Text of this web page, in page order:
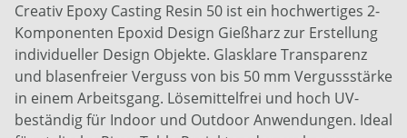
Creativ Epoxy Casting Resin 50 ist ein hochwertiges 2-
Komponenten Epoxid Design Gießharz zur Erstellung
individueller Design Objekte. Glasklare Transparenz
und blasenfreier Verguss von bis 50 mm Vergussstärke
in einem Arbeitsgang. Lösemittelfrei und hoch UV-
beständig für Indoor und Outdoor Anwendungen. Ideal